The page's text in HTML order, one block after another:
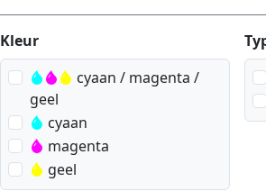
Produktfilter
Kleur
cyaan / magenta /
geel
cyaan
magenta
geel